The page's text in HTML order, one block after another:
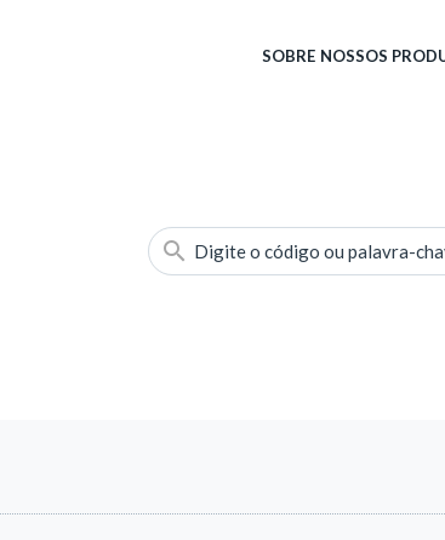
SOBRE NOSSOS
Digite o código ou palavra-